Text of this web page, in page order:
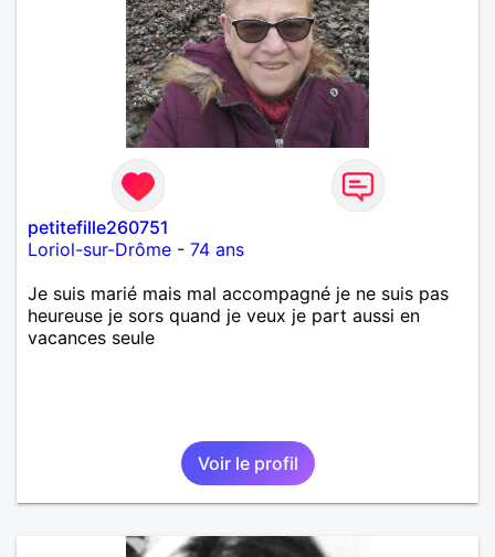
petitefille260751
Loriol-sur-Drôme - 74 ans
Je suis marié mais mal accompagné je ne suis pas
heureuse je sors quand je veux je part aussi en
vacances seule
Voir le profil